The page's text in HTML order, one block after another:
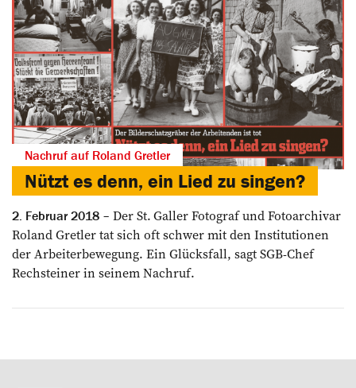
Nachruf auf Roland Gretler
Nützt es denn, ein Lied zu singen?
2. Februar 2018
Der St. Galler Fotograf und Fotoarchivar
Roland Gretler tat sich oft schwer mit den Institutionen
der Arbeiterbewegung. Ein Glücksfall, sagt SGB-Chef
Rechsteiner in seinem Nachruf.